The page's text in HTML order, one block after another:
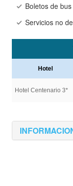
Boletos de
Servicios no